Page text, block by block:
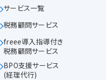
サービス一覧
税務顧問サービス
freee導入指導付き
税務顧問サービス
BPO支援サービス
(経理代行)